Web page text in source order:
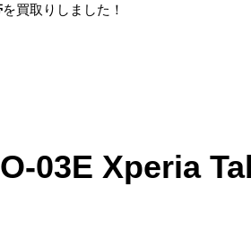
を買取りしました！
03E Xperia